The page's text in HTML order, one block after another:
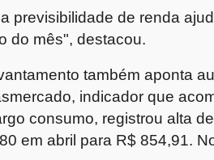
previsibilidade de renda
do mês", destacou.
também aponta
indicador que
consumo, registrou alta
em abril para R$ 854,91.